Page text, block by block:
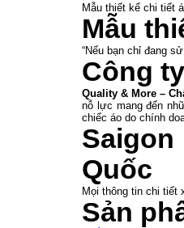
Mẫu thiết kế chi tiết
Mẫu
“Nếu bạn chỉ đang
Công
Quality & More –
nỗ lực mang đến
chiếc áo do chính
Quốc
Mọi thông tin chi tiết
Sản